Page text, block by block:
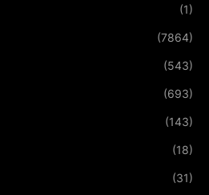
(1)
(7864)
(543)
(693)
(143)
(18)
(31)